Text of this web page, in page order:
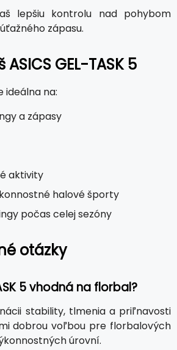
lepšiu kontrolu nad pohybom
zápasu.
GEL-TASK 5
ideálna na:
a zápasy
aktivity
halové športy
počas celej sezóny
otázky
5 vhodná na florbal?
stability, tlmenia a priľnavosti
dobrou voľbou pre florbalových
úrovní.